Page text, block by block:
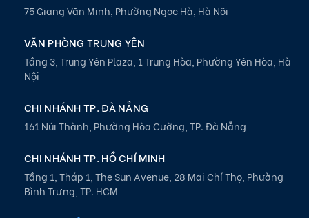
75 Giang Văn Minh, Phường Ngọc Hà, Hà Nội
VĂN PHÒNG TRUNG YÊN
Tầng 3, Trung Yên Plaza, 1 Trung Hòa, Phường Yên Hòa, Hà
Nội
CHI NHÁNH TP. ĐÀ NẴNG
161 Núi Thành, Phường Hòa Cường, TP. Đà Nẵng
CHI NHÁNH TP. HỒ CHÍ MINH
Tầng 1, Tháp 1, The Sun Avenue, 28 Mai Chí Thọ, Phường
Bình Trưng, TP. HCM